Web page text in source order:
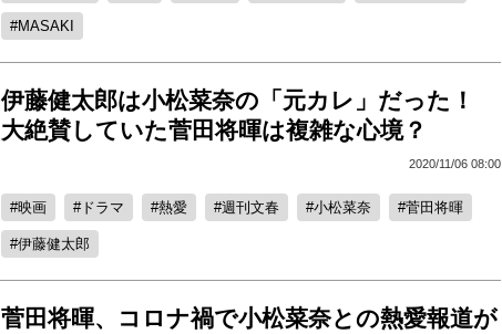
MASAKI
伊藤健太郎は小松菜奈の「元カレ」だった！
大絶賛していた菅田将暉は複雑な心境？
2020/11/06 08:00
映画 ドラマ 熱愛 週刊文春 小松菜奈 菅田将暉
伊藤健太郎
菅田将暉、コロナ禍で小松菜奈との熱愛報道が